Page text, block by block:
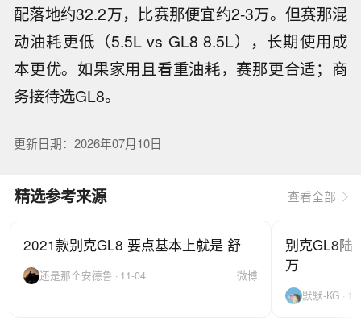
配落地约32.2万，比赛那便宜约2-3万。但赛那混
动油耗更低（5.5L vs GL8 8.5L），长期使用成
本更优。如果家用且看重油耗，赛那更合适；商
务接待选GL8。
更新日期：2026年07月10日
精选参考来源 查看全部
2021款别克GL8 要点基本上就是 舒
还是那个安德鲁 · 11-04 微博
别克GL8陆
万
默默-KG ·